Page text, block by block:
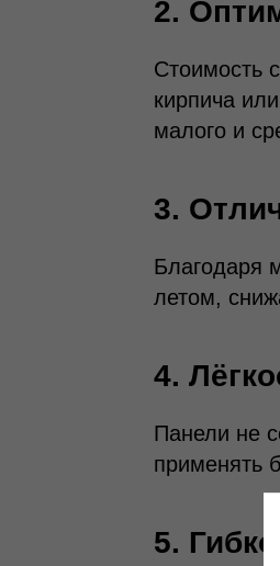
2.
Стоимость
кирпича
малого и
3.
Благодаря
летом,
4.
Панели не
применять
5.